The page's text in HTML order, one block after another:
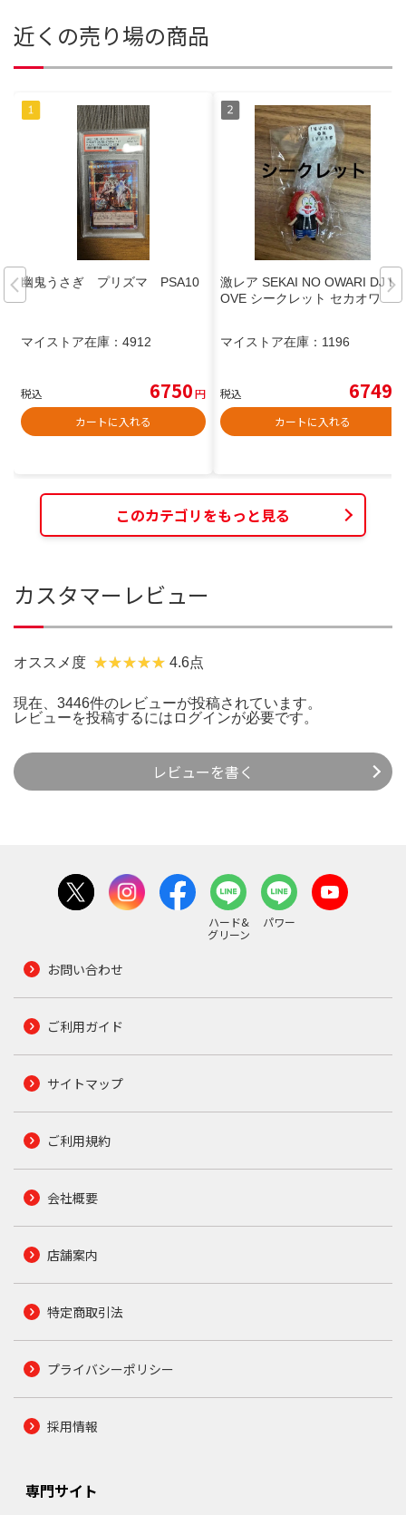
近くの売り場の商品
幽鬼うさぎ プリズマ PSA10
マイストア在庫： 4912
税込 6750円
カートに入れる
激レア SEKAI NO OWARI DJ L
OVE シークレット セカオワ
マイストア在庫： 1196
税込 6749
カートに入れる
このカテゴリをもっと見る
カスタマーレビュー
オススメ度 4.6点
現在、3446件のレビューが投稿されています。
レビューを投稿するには ログインが必要です。
レビューを書く
ハード&
グリーン
パワー
お問い合わせ
ご利用ガイド
サイトマップ
ご利用規約
会社概要
店舗案内
特定商取引法
プライバシーポリシー
採用情報
専門サイト